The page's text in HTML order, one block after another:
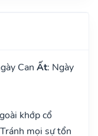
Can Ất: Ngày
khớp cổ
mọi sự tổn